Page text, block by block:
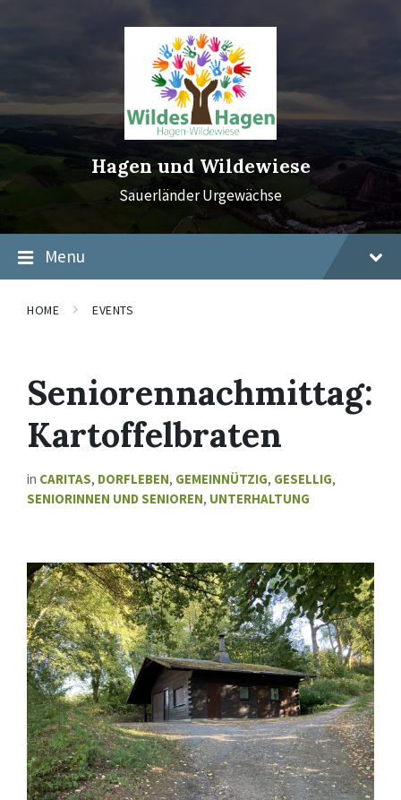
Hagen und Wildewiese
Sauerländer Urgewächse
Menu
HOME EVENTS
Seniorennachmittag:
Kartoffelbraten
in CARITAS, DORFLEBEN, GEMEINNÜTZIG, GESELLIG,
SENIORINNEN UND SENIOREN, UNTERHALTUNG